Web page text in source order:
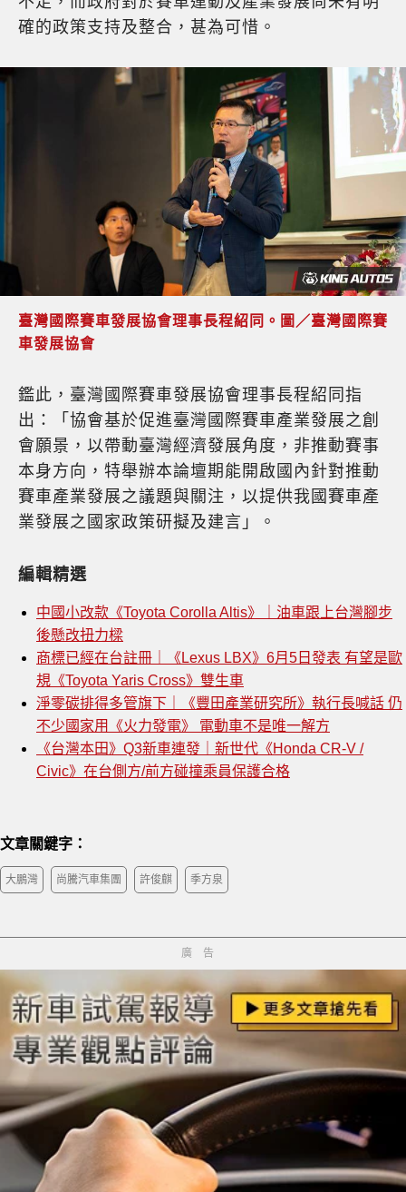
確的政策支持及整合，甚為可惜。
臺灣國際賽車發展協會理事長程紹同。圖／臺灣國際賽
車發展協會
鑑此，臺灣國際賽車發展協會理事長程紹同指
出：「協會基於促進臺灣國際賽車產業發展之創
會願景，以帶動臺灣經濟發展角度，非推動賽事
本身方向，特舉辦本論壇期能開啟國內針對推動
賽車產業發展之議題與關注，以提供我國賽車產
業發展之國家政策研擬及建言」。
編輯精選
中國小改款《Toyota Corolla Altis》｜油車跟上台灣腳步
後懸改扭力樑
商標已經在台註冊｜《Lexus LBX》6月5日發表 有望是歐
規《Toyota Yaris Cross》雙生車
淨零碳排得多管旗下｜《豐田產業研究所》執行長喊話 仍
不少國家用《火力發電》 電動車不是唯一解方
《台灣本田》Q3新車連發｜新世代《Honda CR-V /
Civic》在台側方/前方碰撞乘員保護合格
文章關鍵字：
大鵬灣 尚騰汽車集團 許俊麒 季方泉
廣告